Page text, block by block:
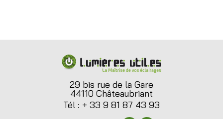
29 bis rue de la Gare
44110 Châteaubriant
Tél : + 33 9 81 87 43 93